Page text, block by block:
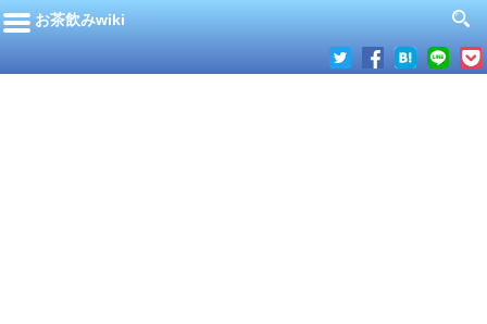
お茶飲みwiki